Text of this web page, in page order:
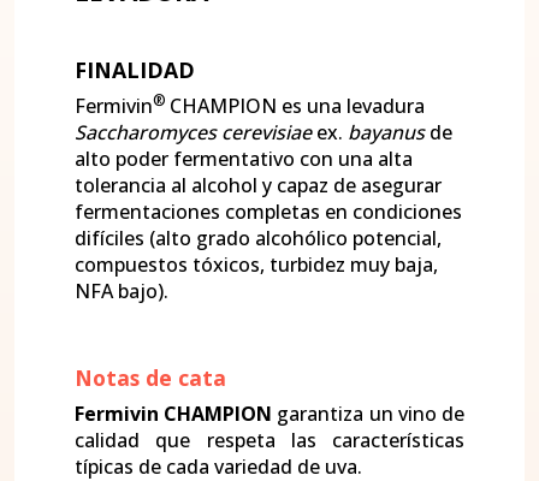
FINALIDAD
Fermivin® CHAMPION es una levadura
Saccharomyces cerevisiaeex. bayanusde
alto poder fermentativo con una alta
tolerancia al alcohol y capaz de asegurar
fermentaciones completas en condiciones
difíciles (alto grado alcohólico potencial,
compuestos tóxicos, turbidez muy baja,
NFA bajo).
Notas de cata
Fermivin CHAMPION garantiza un vino de
calidad que respeta las características
típicas de cada variedad de uva.